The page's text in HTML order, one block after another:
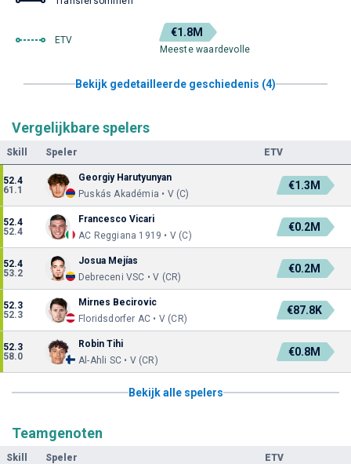
ETV
€1.8M
Meeste waardevolle
Bekijk gedetailleerde geschiedenis (4)
Vergelijkbare spelers
Skill Speler ETV
52.4
61.1
Georgiy Harutyunyan
Puskás Akadémia • V (C)
€1.3M
52.4
52.4
Francesco Vicari
AC Reggiana 1919 • V (C)
€0.2M
52.4
53.2
Josua Mejías
Debreceni VSC • V (CR)
€0.2M
52.3
52.3
Mirnes Becirovic
Floridsdorfer AC • V (CR)
€87.8K
52.3
58.0
Robin Tihi
Al-Ahli SC • V (CR)
€0.8M
Bekijk alle spelers
Teamgenoten
Skill Speler ETV